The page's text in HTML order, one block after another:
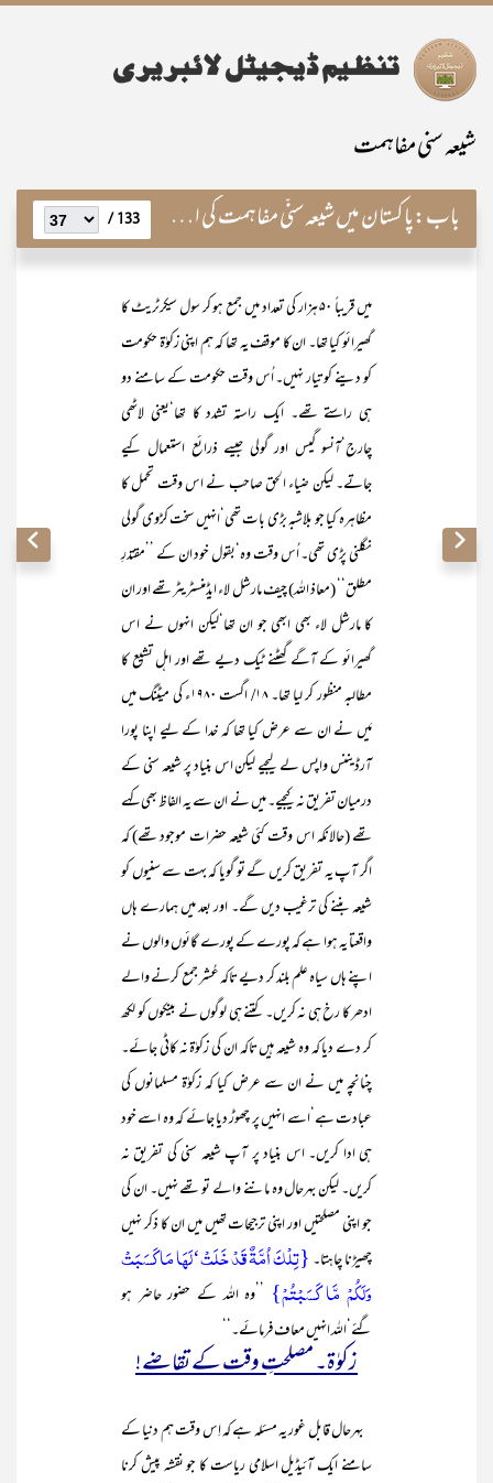
شیعہ سنی مفاہمت
باب:پاکستان میں شیعہ سنّی مفاہمت کی اہمیت اور اس کی ٹھوس بنیاد 133 /
میں قریباً ۵۰ ہزار کی تعداد میں جمع ہو کر سول سیکرٹریٹ کا
گھیرائو کیا تھا۔ ان کا موقف یہ تھا کہ ہم اپنی زکوٰۃ حکومت
کو دینے کو تیار نہیں۔ اُس وقت حکومت کے سامنے دو
ہی راستے تھے۔ ایک راستہ تشدد کا تھا‘یعنی لاٹھی
چارج‘آنسو گیس اور گولی جیسے ذرائع استعمال کیے
جاتے۔ لیکن ضیاء الحق صاحب نے اس وقت تحمل کا
مظاہرہ کیا جو بلاشبہ بڑی بات تھی‘انہیں سخت کڑوی گولی
نگلنی پڑی تھی۔ اُس وقت وہ‘بقول خود ان کے ’’مقتدرِ
مطلق‘‘ (معاذ اللہ) چیف مارشل لاء ایڈمنسٹریٹر تھے اور ان
کا مارشل لاء بھی ابھی جو ان تھا‘لیکن انہوں نے اس
گھیرائو کے آگے گھٹنے ٹیک دیے تھے اور اہل تشیع کا
مطالبہ منظور کر لیا تھا۔ ۱۸/ اگست ۱۹۸۰ء کی میٹنگ میں
مَیں نے ان سے عرض کیا تھا کہ خدا کے لیے اپنا پورا
آرڈیننس واپس لے لیجیے لیکن اس بنیاد پر شیعہ سنی کے
درمیان تفریق نہ کیجیے۔ میں نے ان سے یہ الفاظ بھی کہے
تھے (حالانکہ اس وقت کئی شیعہ حضرات موجود تھے) کہ
اگر آپ یہ تفریق کریں گے تو گویا کہ بہت سے سنیوں کو
شیعہ بننے کی ترغیب دیں گے۔ اور بعد میں ہمارے ہاں
واقعتا یہ ہوا ہے کہ پورے کے پورے گائوں والوں نے
اپنے ہاں سیاہ علم بلند کر دیے تاکہ عُشر جمع کرنے والے
ادھر کا رخ ہی نہ کریں۔ کتنے ہی لوگوں نے بینکوں کو لکھ
کر دے دیا کہ وہ شیعہ ہیں تاکہ ان کی زکوٰۃ نہ کاٹی جائے۔
چنانچہ میں نے ان سے عرض کیا کہ زکوٰۃ مسلمانوں کی
عبادت ہے‘اسے انہیں پر چھوڑ دیا جائے کہ وہ اسے خود
ہی ادا کریں۔ اس بنیاد پر آپ شیعہ سنی کی تفریق نہ
کریں۔ لیکن بہرحال وہ ماننے والے تو تھے نہیں۔ ان کی
جو اپنی مصلحتیں اور اپنی ترجیحات تھیں میں ان کا ذکر نہیں
چھیڑنا چاہتا۔{تِلْکَ اُمَّۃٌ قَدْ خَلَتْ‘لَھَا مَا کَسَبَتْ
وَلَکُمْ مَّا کَسَبْتُمْ} ’’وہ اللہ کے حضور حاضر ہو
گئے‘اللہ انہیں معاف فرمائے۔‘‘
زکوٰۃ۔ مصلحتِ وقت کے تقاضے!
بہرحال قابل غور یہ مسئلہ ہے کہ اِس وقت ہم دنیا کے
سامنے ایک آئیڈیل اسلامی ریاست کا جو نقشہ پیش کرنا